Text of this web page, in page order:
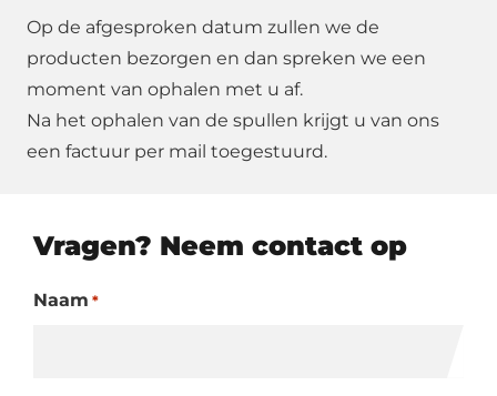
Op de afgesproken datum zullen we de
producten bezorgen en dan spreken we een
moment van ophalen met u af.
Na het ophalen van de spullen krijgt u van ons
een factuur per mail toegestuurd.
Vragen? Neem contact op
Naam *